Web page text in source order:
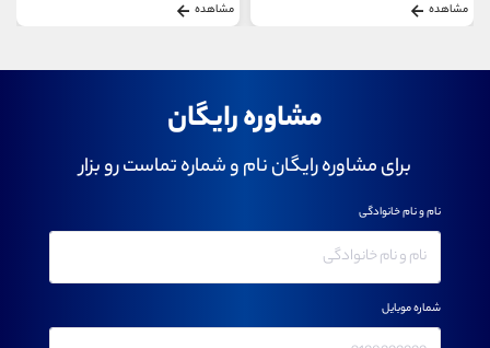
مشاهده مشاهده
مشاوره رایگان
برای مشاوره رایگان نام و شماره تماست رو بزار
نام و نام خانوادگی
شماره موبایل